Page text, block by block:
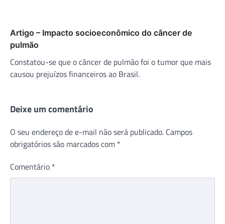
Artigo – Impacto socioeconômico do câncer de
pulmão
Constatou-se que o câncer de pulmão foi o tumor que mais
causou prejuízos financeiros ao Brasil.
Deixe um comentário
O seu endereço de e-mail não será publicado. Campos
obrigatórios são marcados com *
Comentário *